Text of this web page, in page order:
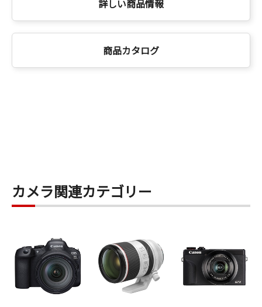
詳しい商品情報
商品カタログ
カメラ関連カテゴリー